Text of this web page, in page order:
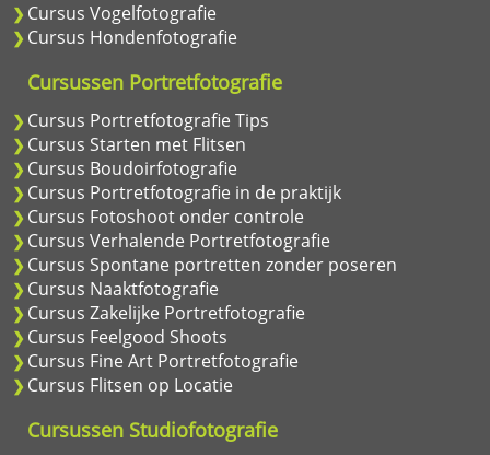
Cursus Vogelfotografie
Cursus Hondenfotografie
Cursussen Portretfotografie
Cursus Portretfotografie Tips
Cursus Starten met Flitsen
Cursus Boudoirfotografie
Cursus Portretfotografie in de praktijk
Cursus Fotoshoot onder controle
Cursus Verhalende Portretfotografie
Cursus Spontane portretten zonder poseren
Cursus Naaktfotografie
Cursus Zakelijke Portretfotografie
Cursus Feelgood Shoots
Cursus Fine Art Portretfotografie
Cursus Flitsen op Locatie
Cursussen Studiofotografie